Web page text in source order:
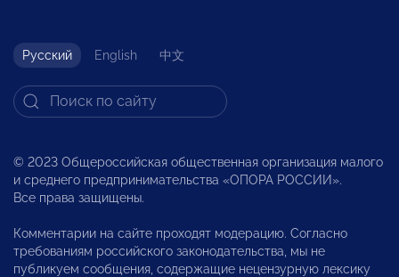
Русский English 中文
© 2023 Общероссийская общественная организация малого
и среднего предпринимательства «ОПОРА РОССИИ».
Все права защищены.
Комментарии на сайте проходят модерацию. Согласно
требованиям российского законодательства, мы не
публикуем сообщения, содержащие нецензурную лексику